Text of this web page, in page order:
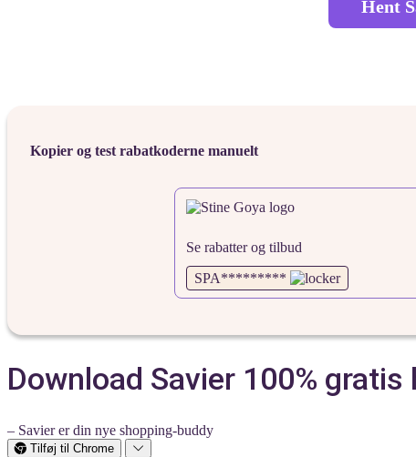
Hent
Kopier og test rabatkoderne manuelt
Se rabatter og tilbud
SPA*********
Download Savier 100% gratis
– Savier er din nye shopping-buddy
Tilføj til Chrome